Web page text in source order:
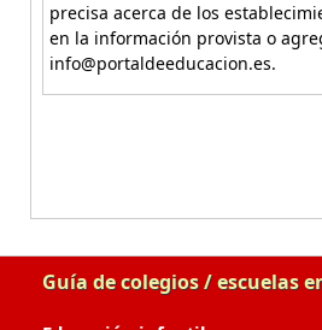
precisa acerca de los
en la información provista o
info@portaldeeducacion.es.
Guía de colegios / escuelas